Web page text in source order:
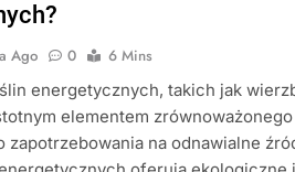
Ago 0
6 Mins
energetycznych, takich jak
elementem
zapotrzebowania na odnawialne